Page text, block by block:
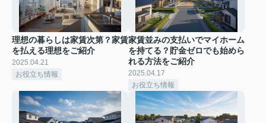
理想の暮らしは家賃次第？家賃
を払える理想をご紹介
2025.04.21
お役立ち情報
家賃並みの支払いでマイホーム
を持てる？貯金ゼロでも始めら
れる方法をご紹介
2025.04.17
お役立ち情報